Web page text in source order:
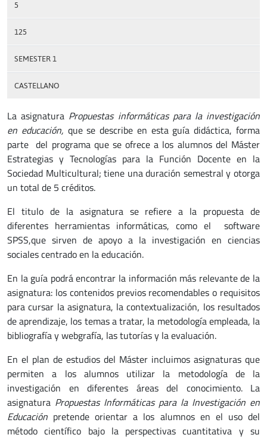
5
125
SEMESTER 1
CASTELLANO
La asignatura Propuestas informáticas para la investigación
en educación, que se describe en esta guía didáctica, forma
parte del programa que se ofrece a los alumnos del Máster
Estrategias y Tecnologías para la Función Docente en la
Sociedad Multicultural; tiene una duración semestral y otorga
un total de 5 créditos.
El titulo de la asignatura se refiere a la propuesta de
diferentes herramientas informáticas, como el software
SPSS,que sirven de apoyo a la investigación en ciencias
sociales centrado en la educación.
En la guía podrá encontrar la información más relevante de la
asignatura: los contenidos previos recomendables o requisitos
para cursar la asignatura, la contextualización, los resultados
de aprendizaje, los temas a tratar, la metodología empleada, la
bibliografía y webgrafía, las tutorías y la evaluación.
En el plan de estudios del Máster incluimos asignaturas que
permiten a los alumnos utilizar la metodología de la
investigación en diferentes áreas del conocimiento. La
asignatura Propuestas Informáticas para la Investigación en
Educación pretende orientar a los alumnos en el uso del
método científico bajo la perspectivas cuantitativa y su